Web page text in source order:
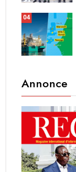
04
Annonce